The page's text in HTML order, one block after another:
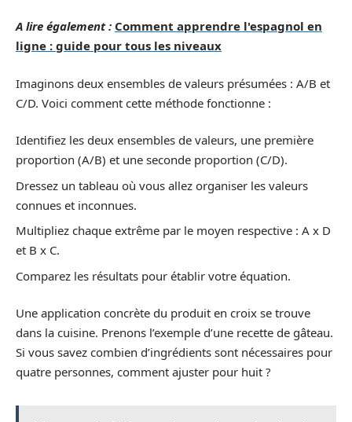
A lire également : Comment apprendre l'espagnol en
ligne : guide pour tous les niveaux
Imaginons deux ensembles de valeurs présumées : A/B et
C/D. Voici comment cette méthode fonctionne :
Identifiez les deux ensembles de valeurs, une première
proportion (A/B) et une seconde proportion (C/D).
Dressez un tableau où vous allez organiser les valeurs
connues et inconnues.
Multipliez chaque extrême par le moyen respective : A x D
et B x C.
Comparez les résultats pour établir votre équation.
Une application concrète du produit en croix se trouve
dans la cuisine. Prenons l’exemple d’une recette de gâteau.
Si vous savez combien d’ingrédients sont nécessaires pour
quatre personnes, comment ajuster pour huit ?